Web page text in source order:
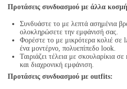
Προτάσεις συνδυασμού με άλλα
Συνδυάστε το με λεπτά ασημένια
ολοκληρώσετε την εμφάνισή σας.
Φορέστε το με μικρότερα κολιέ σε
ένα μοντέρνο, πολυεπίπεδο look.
Ταιριάζει τέλεια με σκουλαρίκια
και διαχρονική εμφάνιση.
Προτάσεις συνδυασμού με outfits: